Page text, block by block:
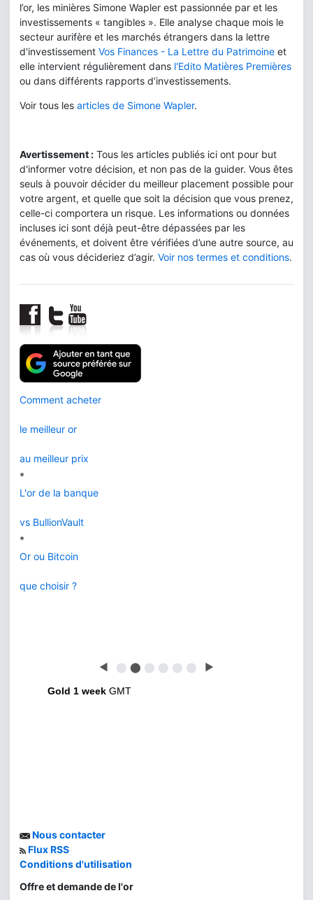
l’or, les minières Simone Wapler est passionnée par et les
investissements « tangibles ». Elle analyse chaque mois le
secteur aurifère et les marchés étrangers dans la lettre
d'investissement Vos Finances - La Lettre du Patrimoine et
elle intervient régulièrement dans l'Edito Matières Premières
ou dans différents rapports d’investissements.
Voir tous les articles de Simone Wapler.
Avertissement : Tous les articles publiés ici ont pour but
d'informer votre décision, et non pas de la guider. Vous êtes
seuls à pouvoir décider du meilleur placement possible pour
votre argent, et quelle que soit la décision que vous prenez,
celle-ci comportera un risque. Les informations ou données
incluses ici sont déjà peut-être dépassées par les
événements, et doivent être vérifiées d’une autre source, au
cas où vous décideriez d’agir. Voir nos termes et conditions.
Comment acheter
le meilleur or
au meilleur prix
*
L'or de la banque
vs BullionVault
*
Or ou Bitcoin
que choisir ?
◀ ⬤ ⬤ ⬤ ⬤ ⬤ ⬤ ▶
Gold 1 week GMT
Nous contacter
Flux RSS
Conditions d'utilisation
Offre et demande de l'or